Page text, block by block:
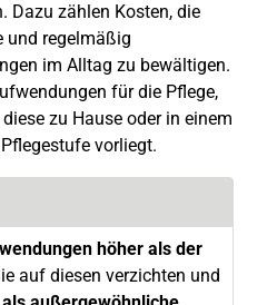
Dazu zählen Kosten, die
und regelmäßig
im Alltag zu bewältigen.
für die Pflege,
zu Hause oder in einem
vorliegt.
höher als der
auf diesen verzichten und